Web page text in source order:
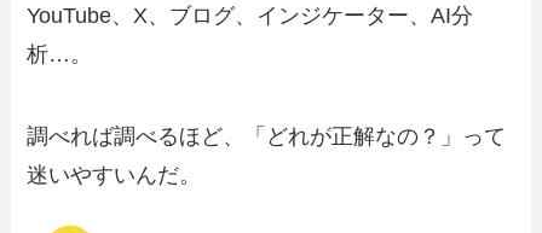
YouTube、X、ブログ、インジケーター、AI分
析…。
調べれば調べるほど、「どれが正解なの？」って
迷いやすいんだ。